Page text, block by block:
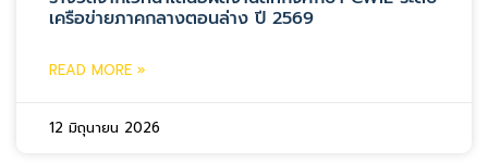
เครือข่ายภาคกลางตอนล่าง ปี 2569
READ MORE »
12 มิถุนายน 2026